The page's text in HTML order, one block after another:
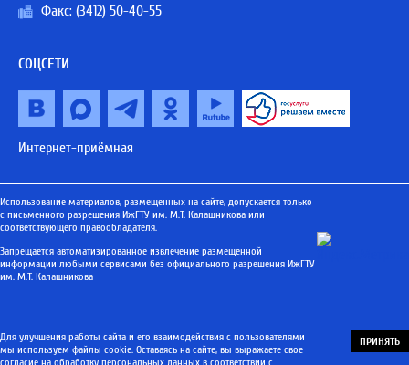
Факс: (3412) 50-40-55
СОЦСЕТИ
Интернет-приёмная
Использование материалов, размещенных на сайте, допускается только
с письменного разрешения ИжГТУ им. М.Т. Калашникова или
соответствующего правообладателя.
Запрещается автоматизированное извлечение размещенной
информации любыми сервисами без официального разрешения ИжГТУ
им. М.Т. Калашникова
Для улучшения работы сайта и его взаимодействия с пользователями
мы используем файлы cookie. Оставаясь на сайте, вы выражаете свое
согласие на обработку персональных данных в соответствии с
ПРИНЯТЬ